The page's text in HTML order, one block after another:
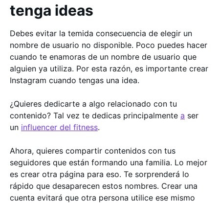
tenga ideas
Debes evitar la temida consecuencia de elegir un
nombre de usuario no disponible. Poco puedes hacer
cuando te enamoras de un nombre de usuario que
alguien ya utiliza. Por esta razón, es importante crear
Instagram cuando tengas una idea.
¿Quieres dedicarte a algo relacionado con tu
contenido? Tal vez te dedicas principalmente a ser
un influencer del fitness.
Ahora, quieres compartir contenidos con tus
seguidores que están formando una familia. Lo mejor
es crear otra página para eso. Te sorprenderá lo
rápido que desaparecen estos nombres. Crear una
cuenta evitará que otra persona utilice ese mismo